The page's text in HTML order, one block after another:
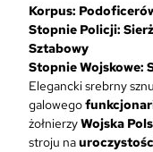
Korpus:
Stopnie Policji:
Sztabowy
Stopnie Wojskowe:
Elegancki srebrny
galowego
żołnierzyWojska
stroju na